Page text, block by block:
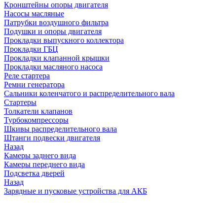
Кронштейны опоры двигателя
Насосы масляные
Патрубки воздушного фильтра
Подушки и опоры двигателя
Прокладки выпускного коллектора
Прокладки ГБЦ
Прокладки клапанной крышки
Прокладки масляного насоса
Реле стартера
Ремни генератора
Сальники коленчатого и распределительного вала
Стартеры
Толкатели клапанов
Турбокомпрессоры
Шкивы распределительного вала
Штанги подвески двигателя
Назад
Камеры заднего вида
Камеры переднего вида
Подсветка дверей
Назад
Зарядные и пусковые устройства для АКБ